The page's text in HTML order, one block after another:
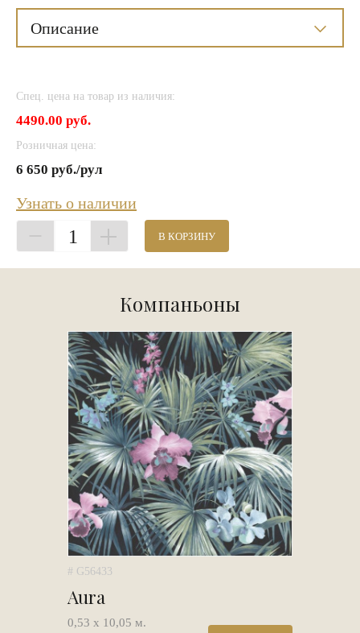
Описание
Спец. цена на товар из наличия:
4490.00 руб.
Розничная цена:
6 650 руб./рул
Узнать о наличии
1 В КОРЗИНУ
Компаньоны
# G56433
Aura
0,53 х 10,05 м.